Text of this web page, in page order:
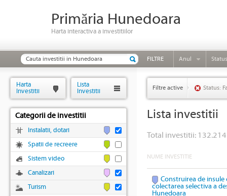
Primăria Hunedoara
Harta interactiva a investitiilor
FILTRE Anul Status
Filtre active Status:
Lista investitii
Total investitii:
NUME INVESTITIE
Construirea de
colectarea selectiva a
Hunedoara
Harta
Investitii
Lista
Investitii
Categorii de investitii
Instalatii, dotari
Spatii de recreere
Sistem video
Canalizari
Turism